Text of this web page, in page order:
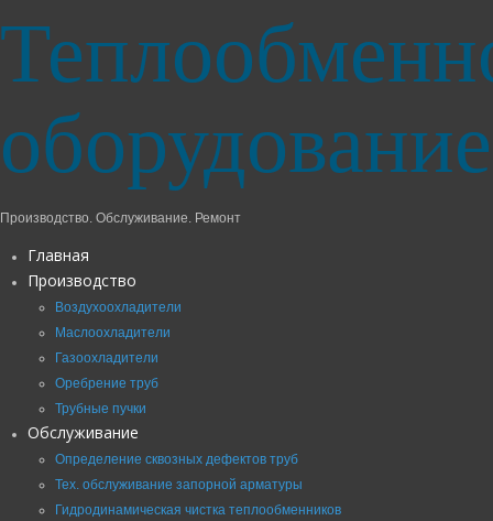
оборудование
Производство. Обслуживание. Ремонт
Главная
Производство
Воздухоохладители
Маслоохладители
Газоохладители
Оребрение труб
Трубные пучки
Обслуживание
Определение сквозных дефектов труб
Тех. обслуживание запорной арматуры
Гидродинамическая чистка теплообменников